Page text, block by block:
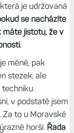
je udržovaná
se nacházíte
máte jistotu, že v
méně, pak
stezek, ale
v podstatě jsem
Za to u Moravské
horší. Řada